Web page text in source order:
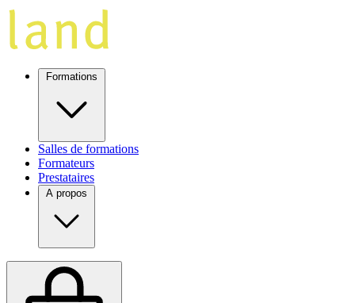
Formations
Salles de formations
Formateurs
Prestataires
A propos